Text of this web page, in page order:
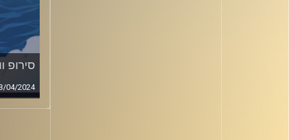
סירופ
04/2024